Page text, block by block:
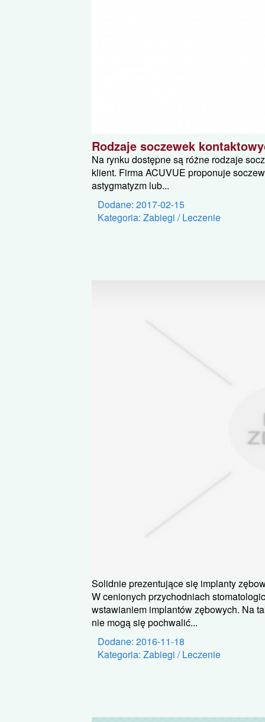
Rodzaje soczewek
Na rynku dostępne są różne rodzaje
klient. Firma ACUVUE proponuje
astygmatyzm lub...
Dodane: 2017-02-15
Kategoria: Zabiegi / Leczenie
Solidnie prezentujące się implanty
W cenionych przychodniach
wstawianiem implantów zębowych. Na
nie mogą się pochwalić...
Dodane: 2016-11-18
Kategoria: Zabiegi / Leczenie